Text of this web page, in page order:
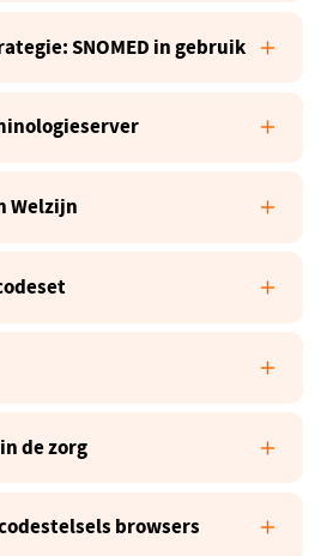
SNOMED in gebruik
Welzijn
de zorg
browsers